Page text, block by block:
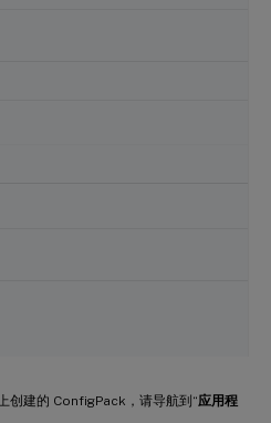
建的 ConfigPack，请导航到“应用程